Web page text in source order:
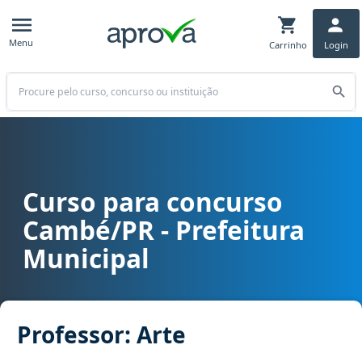
Menu Carrinho Login
Buscar
Curso para concurso Cambé/PR - Prefeitura Municipal cargo
Curso para concurso
Cambé/PR - Prefeitura
Municipal
Professor: Arte